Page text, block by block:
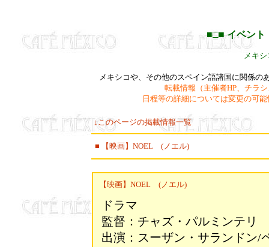
■□■ イベン
メキ
メキシコや、その他のスペイン語諸国に関係の
転載情報（主催者HP、チラ
日程等の詳細については変更の可
↓このページの掲載情報一覧
■ 【映画】NOEL (ノエル)
【映画】NOEL (ノエル)
ドラマ
監督：チャズ・パルミンテリ
出演：スーザン・サランドン/